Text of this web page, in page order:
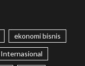
ekonomi bisnis
Internasional